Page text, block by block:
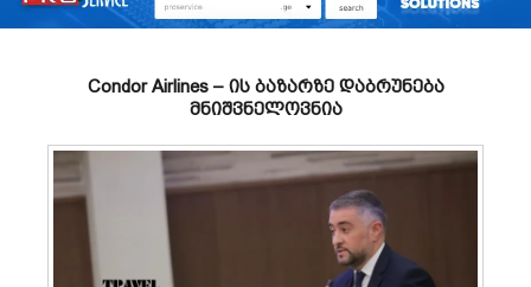
Condor Airlines – ის ბაზარზე დაბრუნება
მნიშვნელოვნია